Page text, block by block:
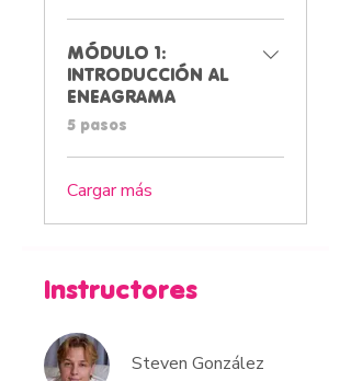
MÓDULO 1:
INTRODUCCIÓN AL
ENEAGRAMA
.
5 pasos
Cargar más
Instructores
Steven González